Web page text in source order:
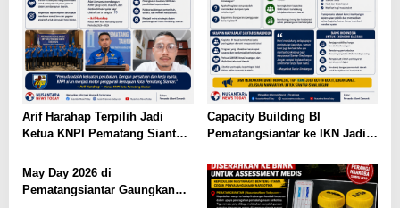
Arif Harahap Terpilih Jadi
Ketua KNPI Pematang Siantar,
Tangan Demi Kemajuan
Capacity Building BI
Pematangsiantar ke IKN Jadi
Pentingnya Efisiensi
Anggaran
May Day 2026 di
Pematangsiantar Gaungkan